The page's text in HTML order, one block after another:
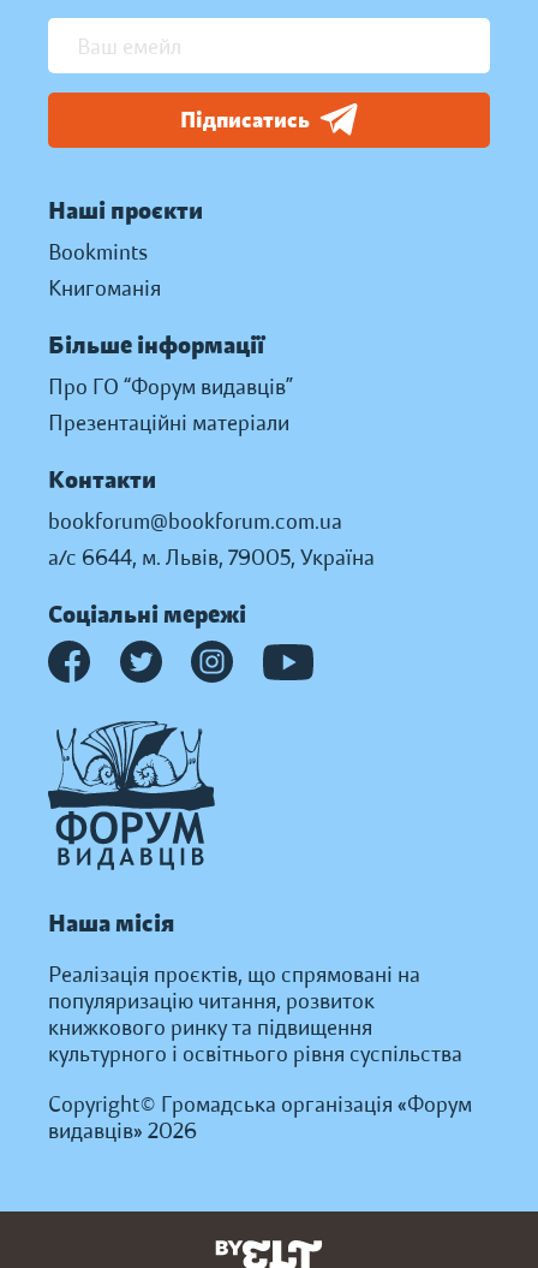
Підписатись
Наші проєкти
Bookmints
Книгоманія
Більше інформації
Про ГО “Форум видавців”
Презентаційні матеріали
Контакти
bookforum@bookforum.com.ua
а/с 6644, м. Львів, 79005, Україна
Соціальні мережі
Наша місія
Реалізація проєктів, що спрямовані на
популяризацію читання, розвиток
книжкового ринку та підвищення
культурного і освітнього рівня суспільства
Copyright© Громадська організація «Форум
видавців» 2026